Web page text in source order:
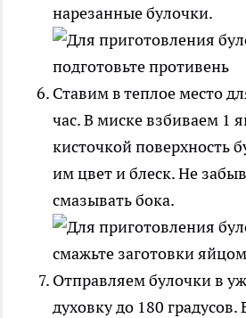
нарезанные булочки.
Ставим в теплое место
час. В миске взбиваем 1
кисточкой поверхность
им цвет и блеск. Не
смазывать бока.
Отправляем булочки в
духовку до 180